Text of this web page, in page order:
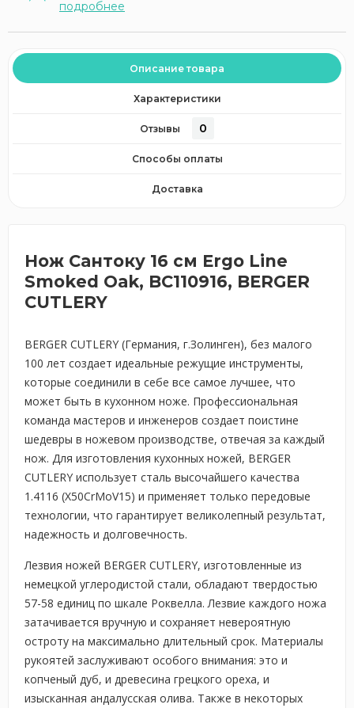
подробнее
Описание товара
Характеристики
Отзывы 0
Способы оплаты
Доставка
Нож Сантоку 16 см Ergo Line
Smoked Oak, BC110916, BERGER
CUTLERY
BERGER CUTLERY (Германия, г.Золинген), без малого
100 лет создает идеальные режущие инструменты,
которые соединили в себе все самое лучшее, что
может быть в кухонном ноже. Профессиональная
команда мастеров и инженеров создает поистине
шедевры в ножевом производстве, отвечая за каждый
нож. Для изготовления кухонных ножей, BERGER
CUTLERY использует сталь высочайшего качества
1.4116 (X50CrMoV15) и применяет только передовые
технологии, что гарантирует великолепный результат,
надежность и долговечность.
Лезвия ножей BERGER CUTLERY, изготовленные из
немецкой углеродистой стали, обладают твердостью
57-58 единиц по шкале Роквелла. Лезвие каждого ножа
затачивается вручную и сохраняет невероятную
остроту на максимально длительный срок. Материалы
рукоятей заслуживают особого внимания: это и
копченый дуб, и древесина грецкого ореха, и
изысканная андалусская олива. Также в некоторых